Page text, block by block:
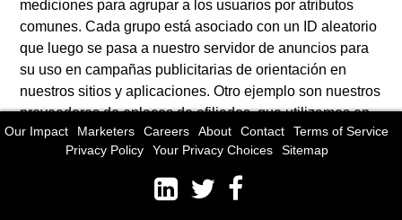
mediciones para agrupar a los usuarios por atributos
comunes. Cada grupo está asociado con un ID aleatorio
que luego se pasa a nuestro servidor de anuncios para
su uso en campañas publicitarias de orientación en
nuestros sitios y aplicaciones. Otro ejemplo son nuestros
proveedores de enlaces de afiliados, que utilizamos en
nuestras guías y recomendaciones de productos. Los
Servicios de McClatchy incluyen enlaces que lo
enviarán a URL de proveedores y otros servicios no
operados ni controlados por nosotros. Estos
Our Impact Marketers Careers About Contact
Terms of Service
Privacy Policy
Your Privacy Choices Sitemap